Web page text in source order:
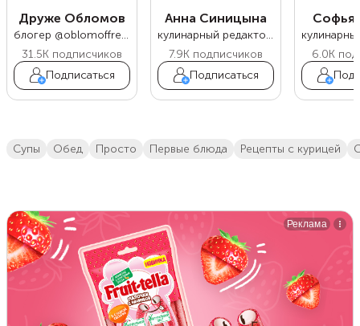
Друже Обломов
блогер @oblomoffrecipe
31.5K подписчиков
Подписаться
Анна Синицына
кулинарный редактор Food.ru
7.9K подписчиков
Подписаться
Софья
6.0K
супы обед просто первые блюда Рецепты с курицей